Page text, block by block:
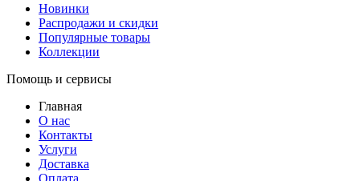
Новинки
Распродажи и скидки
Популярные товары
Коллекции
Помощь и сервисы
Главная
О нас
Контакты
Услуги
Доставка
Оплата